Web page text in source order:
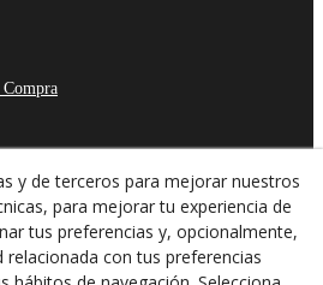
Compra
y de terceros para mejorar nuestros
para mejorar tu experiencia de
tus preferencias y, opcionalmente,
con tus preferencias